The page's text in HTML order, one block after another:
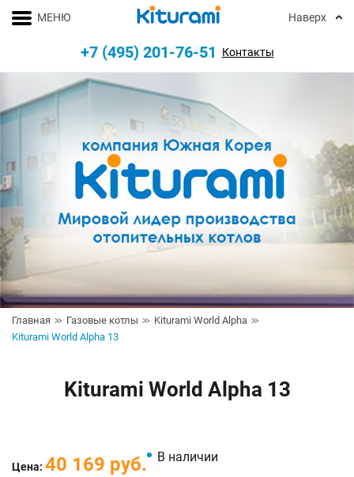
Главная Газовые котлы
Kiturami World Alpha
Kiturami World Alpha 13
Kiturami World Alpha 13
Цена: 40 169 руб. В наличии
МЕНЮ Наверх
+7 (495) 201-76-51 Контакты